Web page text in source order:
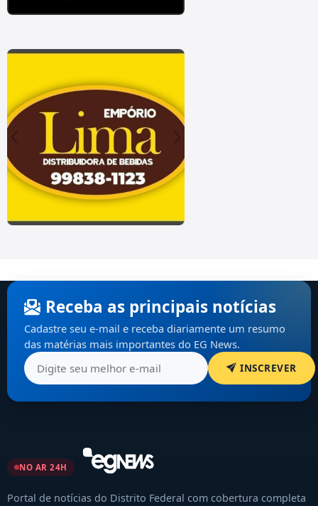
Receba as principais notícias
Cadastre seu e-mail e receba diariamente um resumo
das matérias mais importantes do EG News.
INSCREVER
NO AR 24H
Portal de notícias do Distrito Federal com cobertura completa